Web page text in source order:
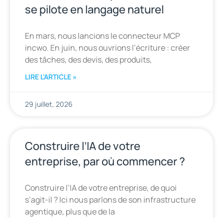
se pilote en langage naturel
En mars, nous lancions le connecteur MCP
incwo. En juin, nous ouvrions l’écriture : créer
des tâches, des devis, des produits,
LIRE L'ARTICLE »
29 juillet, 2026
Construire l’IA de votre
entreprise, par où commencer ?
Construire l’IA de votre entreprise, de quoi
s’agit-il ? Ici nous parlons de son infrastructure
agentique, plus que de la